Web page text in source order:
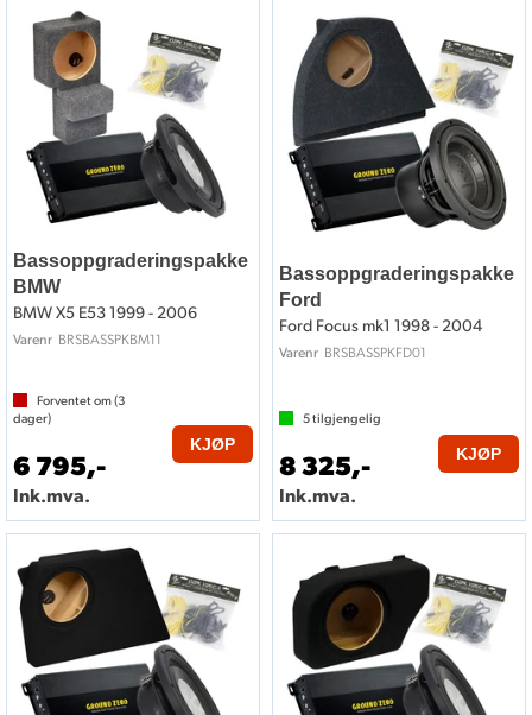
Bassoppgraderingspakke
BMW
BMW X5 E53 1999 - 2006
Varenr BRSBASSPKBM11
Forventet om (3
dager)
6 795,-
Ink.mva.
KJØP
Bassoppgraderingspakke
Ford
Ford Focus mk1 1998 - 2004
Varenr BRSBASSPKFD01
5tilgjengelig
8 325,-
Ink.mva.
KJØP